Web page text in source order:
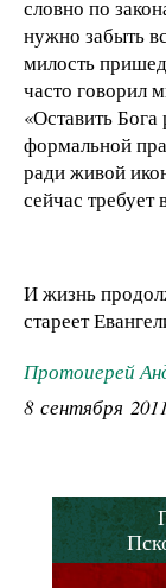
словно по
нужно забыть
милость
часто говорил
«Оставить
формальной
ради живой
сейчас
И жизнь
стареет
Протоиерей
8 сентября